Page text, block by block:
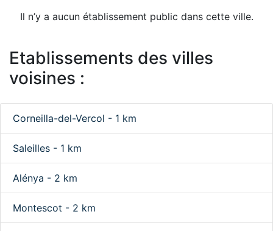
Il n’y a aucun établissement public dans cette ville.
Etablissements des villes
voisines :
Corneilla-del-Vercol - 1 km
Saleilles - 1 km
Alénya - 2 km
Montescot - 2 km